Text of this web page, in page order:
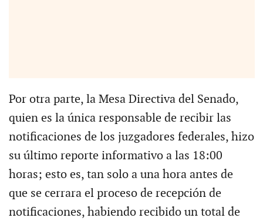
Por otra parte, la Mesa Directiva del Senado,
quien es la única responsable de recibir las
notificaciones de los juzgadores federales, hizo
su último reporte informativo a las 18:00
horas; esto es, tan solo a una hora antes de
que se cerrara el proceso de recepción de
notificaciones, habiendo recibido un total de